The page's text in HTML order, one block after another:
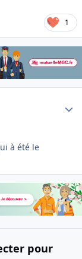
1
à été le
pour